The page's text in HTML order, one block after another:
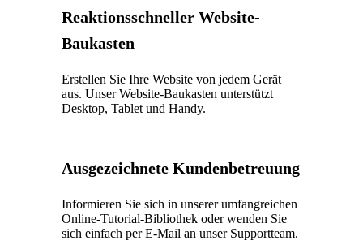
Reaktionsschneller Website-
Baukasten
Erstellen Sie Ihre Website von jedem Gerät
aus. Unser Website-Baukasten unterstützt
Desktop, Tablet und Handy.
Ausgezeichnete Kundenbetreuung
Informieren Sie sich in unserer umfangreichen
Online-Tutorial-Bibliothek oder wenden Sie
sich einfach per E-Mail an unser Supportteam.